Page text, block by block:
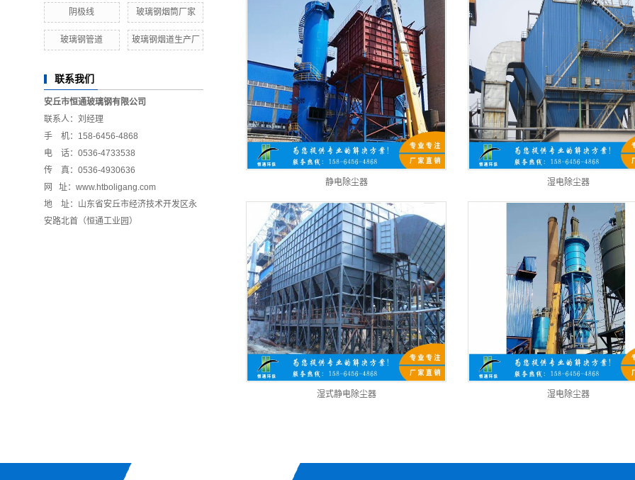
阴极线 玻璃钢烟筒厂家
玻璃钢管道 玻璃钢烟道生产厂
联系我们
安丘市恒通玻璃钢有限公司
联系人：刘经理
手 机：158-6456-4868
电 话：0536-4733538
传 真：0536-4930636
网 址：www.htboligang.com
地 址：山东省安丘市经济技术开发区永
安路北首（恒通工业园）
静电除尘器 湿电除尘器
湿式静电除尘器 湿电除尘器